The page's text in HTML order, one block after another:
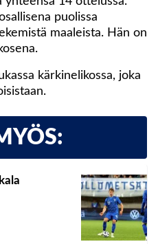
puolissa
maaleista. Hän on
kärkinelikossa, joka